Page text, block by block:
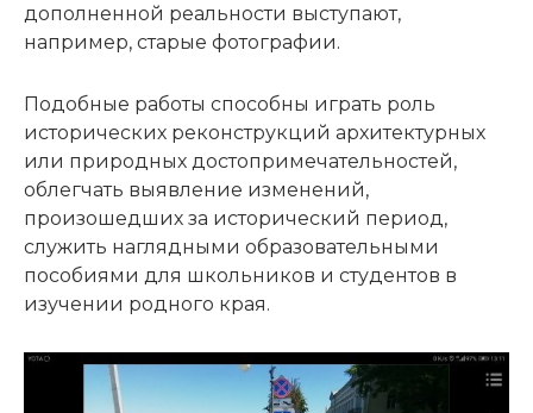
дополненной реальности выступают,
например, старые фотографии.
Подобные работы способны играть роль
исторических реконструкций архитектурных
или природных достопримечательностей,
облегчать выявление изменений,
произошедших за исторический период,
служить наглядными образовательными
пособиями для школьников и студентов в
изучении родного края.